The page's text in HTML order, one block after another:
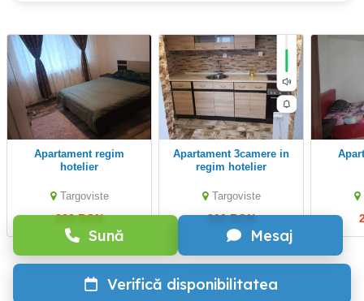
Sună Mesaj
Verifică disponibilitatea
Apartament regim
hotelier
Targoviste
200 RON
Apartament 3camere in
regim hotelier
Targoviste
200 RON
apartament regim